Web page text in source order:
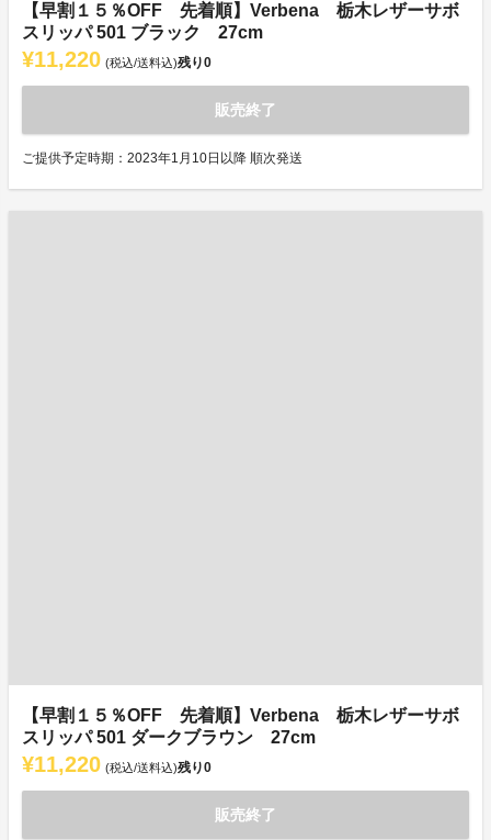
【早割１５％OFF 先着順】Verbena 栃木レザーサボ
スリッパ 501 ブラック 27cm
¥11,220 (税込/送料込)残り0
販売終了
ご提供予定時期：2023年1月10日以降 順次発送
【早割１５％OFF 先着順】Verbena 栃木レザーサボ
スリッパ 501 ダークブラウン 27cm
¥11,220 (税込/送料込)残り0
販売終了